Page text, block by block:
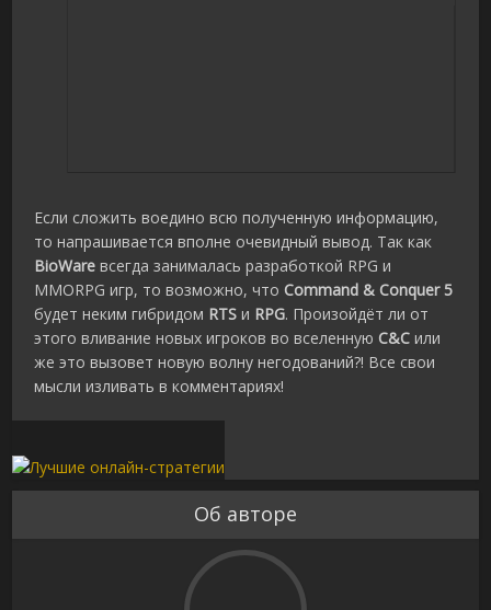
Если сложить воедино всю полученную информацию,
то напрашивается вполне очевидный вывод. Так как
BioWare всегда занималась разработкой RPG и
MMORPG игр, то возможно, что Command & Conquer 5
будет неким гибридом RTS и RPG. Произойдёт ли от
этого вливание новых игроков во вселенную C&C или
же это вызовет новую волну негодований?! Все свои
мысли изливать в комментариях!
Об авторе